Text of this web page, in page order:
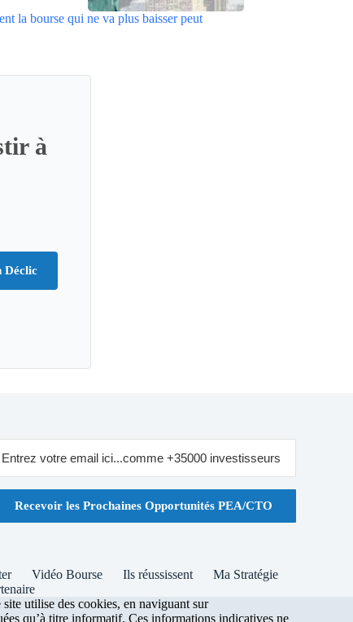
la bourse qui ne va plus baisser peut
à
Déclic
Recevoir les Prochaines Opportunités PEA/CTO
Vidéo Bourse Ils réussissent
Ma Stratégie
utilise des cookies, en naviguant sur
qu’à titre informatif. Ces informations indicatives ne